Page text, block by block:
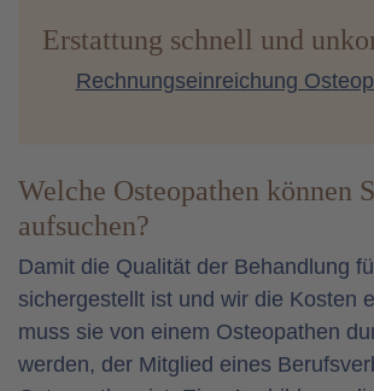
Erstattung schnell und
Rechnungseinreichung
Welche Osteopathen können
aufsuchen?
Damit die Qualität der Behandlung
sichergestellt ist und wir die Kosten
muss sie von einem Osteopathen
werden, der Mitglied eines